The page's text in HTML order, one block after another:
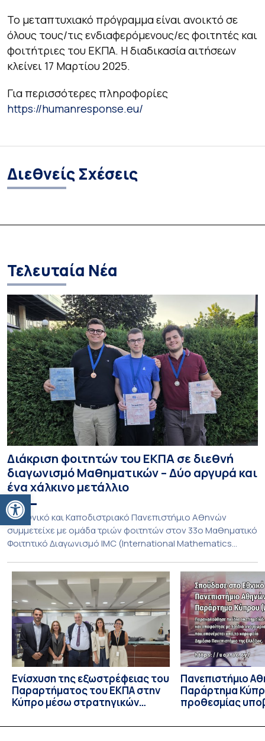
Ανοίξτε τη γραμμή εργαλείων
Το μεταπτυχιακό πρόγραμμα είναι ανοικτό σε
όλους τους/τις ενδιαφερόμενους/ες φοιτητές και
φοιτήτριες του ΕΚΠΑ. Η διαδικασία αιτήσεων
κλείνει 17 Μαρτίου 2025.
Για περισσότερες πληροφορίες
https://humanresponse.eu/
Διεθνείς Σχέσεις
Τελευταία Νέα
Διάκριση φοιτητών του ΕΚΠΑ σε διεθνή
διαγωνισμό Μαθηματικών – Δύο αργυρά και
ένα χάλκινο μετάλλιο
To Εθνικό και Καποδιστριακό Πανεπιστήμιο Αθηνών
συμμετείχε με ομάδα τριών φοιτητών στον 33ο Μαθηματικό
Φοιτητικό Διαγωνισμό IMC (International Mathematics
Ιουλίου στο Blagoevgrad της Βουλγαρίας. Σε αυτόν
συμμετείχαν 447 φοιτητές εκπροσωπώντας 135
πανεπιστήμια από 46 χώρες. Από την Ελλάδα, συμμετείχαν
επίσης το Εθνικό Μετσόβιο Πολυτεχνείο, το Αριστοτέλειο
Πανεπιστήμιο […]
Ενίσχυση της εξωστρέφειας του
Παραρτήματος του ΕΚΠΑ στην
Κύπρο μέσω στρατηγικών
Πανεπιστήμιο
Παράρτημα
προθεσμίας
υποψηφίων